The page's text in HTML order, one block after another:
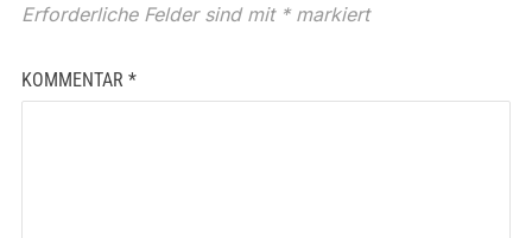
Erforderliche Felder sind mit *markiert
KOMMENTAR *